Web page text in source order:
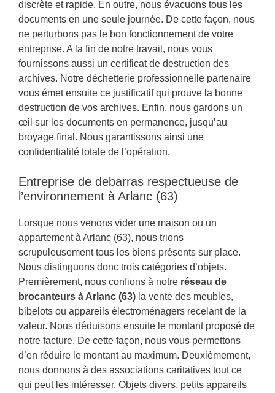
discrète et rapide. En outre, nous évacuons tous les
documents en une seule journée. De cette façon, nous
ne perturbons pas le bon fonctionnement de votre
entreprise. A la fin de notre travail, nous vous
fournissons aussi un certificat de destruction des
archives. Notre déchetterie professionnelle partenaire
vous émet ensuite ce justificatif qui prouve la bonne
destruction de vos archives. Enfin, nous gardons un
œil sur les documents en permanence, jusqu’au
broyage final. Nous garantissons ainsi une
confidentialité totale de l’opération.
Entreprise de debarras respectueuse de
l’environnement à Arlanc (63)
Lorsque nous venons vider une maison ou un
appartement à Arlanc (63), nous trions
scrupuleusement tous les biens présents sur place.
Nous distinguons donc trois catégories d’objets.
Premièrement, nous confions à notre réseau de
brocanteurs à Arlanc (63) la vente des meubles,
bibelots ou appareils électroménagers recelant de la
valeur. Nous déduisons ensuite le montant proposé de
notre facture. De cette façon, nous vous permettons
d’en réduire le montant au maximum. Deuxièmement,
nous donnons à des associations caritatives tout ce
qui peut les intéresser. Objets divers, petits appareils